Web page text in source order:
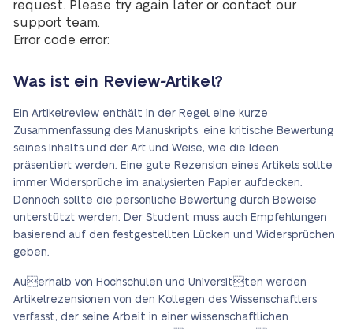
request. Please try again later or contact our
support team.
Error code error:
Was ist ein Review-Artikel?
Ein Artikelreview enthält in der Regel eine kurze
Zusammenfassung des Manuskripts, eine kritische Bewertung
seines Inhalts und der Art und Weise, wie die Ideen
präsentiert werden. Eine gute Rezension eines Artikels sollte
immer Widersprüche im analysierten Papier aufdecken.
Dennoch sollte die persönliche Bewertung durch Beweise
unterstützt werden. Der Student muss auch Empfehlungen
basierend auf den festgestellten Lücken und Widersprüchen
geben.
Auerhalb von Hochschulen und Universitten werden
Artikelrezensionen von den Kollegen des Wissenschaftlers
verfasst, der seine Arbeit in einer wissenschaftlichen